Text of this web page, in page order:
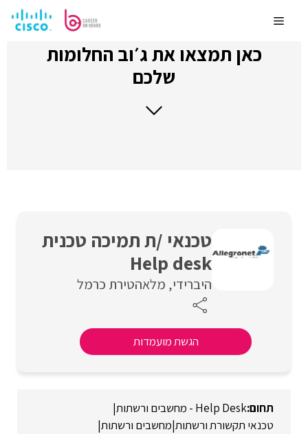
לתוכןMenu
כאן תמצאו את ג׳וב החלומות
שלכם
טכנאי /ת תמיכה טכנית
Help desk
היברידי מלאהטירת כרמל
הגשת מועמדות
Help Desk - מחשבים ורשתות
|
טכנאי תקשורת ורשתות|מחשבים ורשתות|